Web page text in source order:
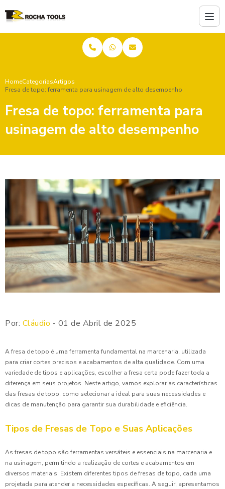
HomeCategoriasArtigos
Fresa de topo: ferramenta para usinagem de alto desempenho
Fresa de topo: ferramenta para
usinagem de alto desempenho
Por: Cláudio - 01 de Abril de 2025
A fresa de topo é uma ferramenta fundamental na marcenaria, utilizada
para criar cortes precisos e acabamentos de alta qualidade. Com uma
variedade de tipos e aplicações, escolher a fresa certa pode fazer toda a
diferença em seus projetos. Neste artigo, vamos explorar as características
das fresas de topo, como selecionar a ideal para suas necessidades e
dicas de manutenção para garantir sua durabilidade e eficiência.
Tipos de Fresas de Topo e Suas Aplicações
As fresas de topo são ferramentas versáteis e essenciais na marcenaria e
na usinagem, permitindo a realização de cortes e acabamentos em
diversos materiais. Existem diferentes tipos de fresas de topo, cada uma
projetada para atender a necessidades específicas. A seguir, apresentamos